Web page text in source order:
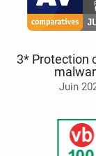
3* Protection
Juin